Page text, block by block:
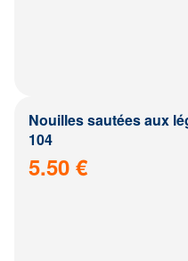
Nouilles sautées aux
104
5.50 €